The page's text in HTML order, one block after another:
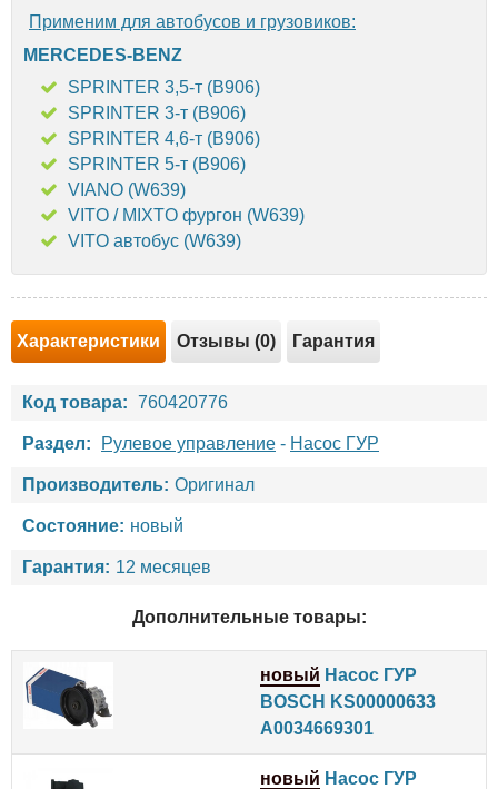
Применим для автобусов и грузовиков:
MERCEDES-BENZ
SPRINTER 3,5-т (B906)
SPRINTER 3-т (B906)
SPRINTER 4,6-т (B906)
SPRINTER 5-т (B906)
VIANO (W639)
VITO / MIXTO фургон (W639)
VITO автобус (W639)
Характеристики Отзывы (0) Гарантия
Код товара: 760420776
Раздел: Рулевое управление - Насос ГУР
Производитель: Оригинал
Состояние: новый
Гарантия: 12 месяцев
Дополнительные товары:
новый Насос ГУР
BOSCH KS00000633
A0034669301
новый Насос ГУР